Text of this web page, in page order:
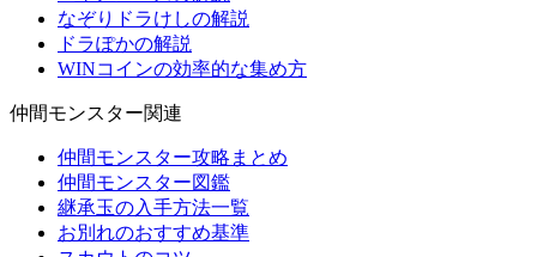
なぞりドラけしの解説
ドラぽかの解説
WINコインの効率的な集め方
仲間モンスター関連
仲間モンスター攻略まとめ
仲間モンスター図鑑
継承玉の入手方法一覧
お別れのおすすめ基準